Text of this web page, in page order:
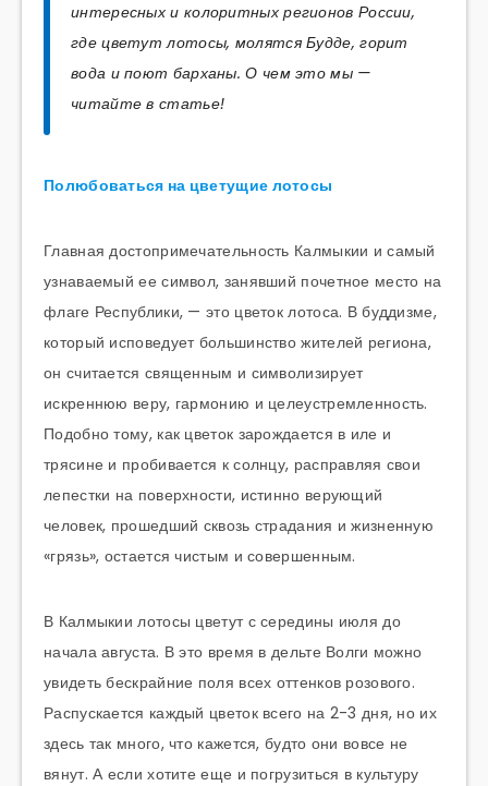
интересных и колоритных регионов России,
где цветут лотосы, молятся Будде, горит
вода и поют барханы. О чем это мы —
читайте в статье!
Полюбоваться на цветущие лотосы
Главная достопримечательность Калмыкии и самый
узнаваемый ее символ, занявший почетное место на
флаге Республики, — это цветок лотоса. В буддизме,
который исповедует большинство жителей региона,
он считается священным и символизирует
искреннюю веру, гармонию и целеустремленность.
Подобно тому, как цветок зарождается в иле и
трясине и пробивается к солнцу, расправляя свои
лепестки на поверхности, истинно верующий
человек, прошедший сквозь страдания и жизненную
«грязь», остается чистым и совершенным.
В Калмыкии лотосы цветут с середины июля до
начала августа. В это время в дельте Волги можно
увидеть бескрайние поля всех оттенков розового.
Распускается каждый цветок всего на 2-3 дня, но их
здесь так много, что кажется, будто они вовсе не
вянут. А если хотите еще и погрузиться в культуру